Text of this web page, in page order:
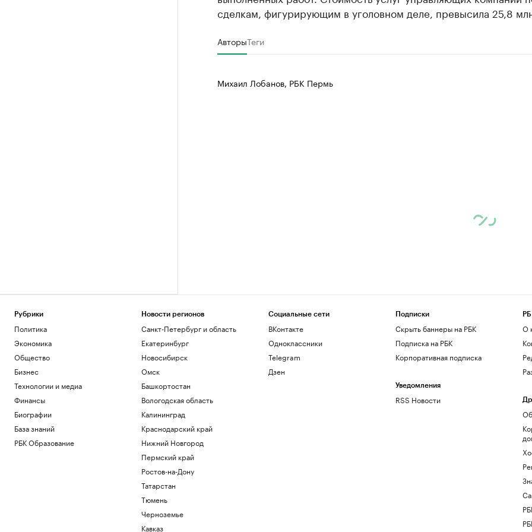
сделкам, фигурирующим в уголовном деле, превысила 25,8
АвторыТеги
Михаил Лобанов, РБК Пермь
Рубрики
Политика
Экономика
Общество
Бизнес
Технологии и медиа
Финансы
Биографии
База знаний
РБК Образование
Новости регионов
Санкт-Петербург и область
Екатеринбург
Новосибирск
Омск
Башкортостан
Вологодская область
Калининград
Краснодарский край
Нижний Новгород
Пермский край
Ростов-на-Дону
Татарстан
Тюмень
Черноземье
Кавказ
Социальные сети
ВКонтакте
Одноклассники
Telegram
Дзен
Подписки
Скрыть баннеры на РБК
Подписка на РБК
Корпоративная подписка
Уведомления
RSS Новости
О